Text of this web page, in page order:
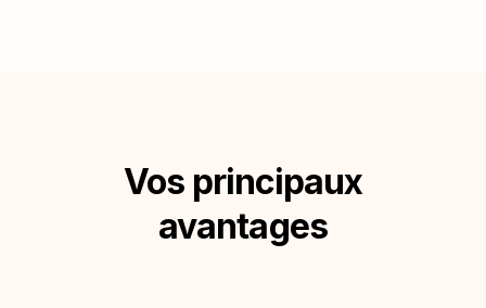
Vos principaux
avantages